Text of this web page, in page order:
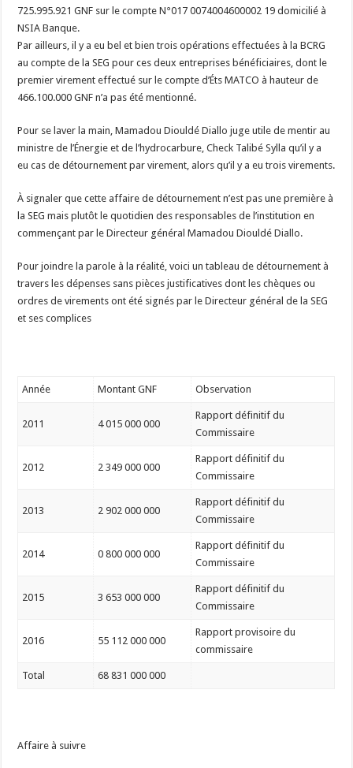
725.995.921 GNF sur le compte N°017 0074004600002 19 domicilié à
NSIA Banque.
Par ailleurs, il y a eu bel et bien trois opérations effectuées à la BCRG
au compte de la SEG pour ces deux entreprises bénéficiaires, dont le
premier virement effectué sur le compte d’Éts MATCO à hauteur de
466.100.000 GNF n’a pas été mentionné.
Pour se laver la main, Mamadou Diouldé Diallo juge utile de mentir au
ministre de l’Énergie et de l’hydrocarbure, Check Talibé Sylla qu’il y a
eu cas de détournement par virement, alors qu’il y a eu trois virements.
À signaler que cette affaire de détournement n’est pas une première à
la SEG mais plutôt le quotidien des responsables de l’institution en
commençant par le Directeur général Mamadou Diouldé Diallo.
Pour joindre la parole à la réalité, voici un tableau de détournement à
travers les dépenses sans pièces justificatives dont les chèques ou
ordres de virements ont été signés par le Directeur général de la SEG
et ses complices
Année Montant GNF Observation
2011 4 015 000 000
Rapport définitif du
Commissaire
2012 2 349 000 000
Rapport définitif du
Commissaire
2013 2 902 000 000
Rapport définitif du
Commissaire
2014 0 800 000 000
Rapport définitif du
Commissaire
2015 3 653 000 000
Rapport définitif du
Commissaire
2016 55 112 000 000
Rapport provisoire du
commissaire
Total 68 831 000 000
Affaire à suivre